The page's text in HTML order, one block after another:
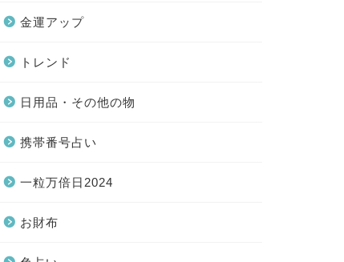
金運アップ
トレンド
日用品・その他の物
携帯番号占い
一粒万倍日2024
お財布